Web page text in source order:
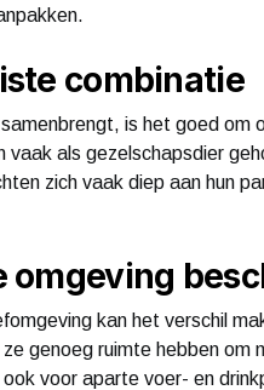
combinatie
is het goed om
vaak als gezelschapsdier
zich vaak diep aan hun
omgeving
kan het verschil
genoeg ruimte hebben om
voor aparte voer- en